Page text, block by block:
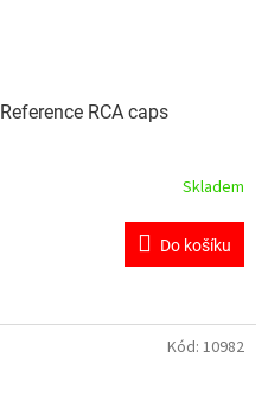
RCA caps
Skladem
Do košíku
Kód: 10982